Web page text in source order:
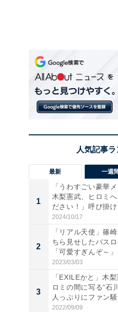
最新 一週
1
「うわすごい豪華メ
木梨憲武、ヒロミへ
ださい！」呼び掛
S...
2024/10/17
2
「リアル天使」篠
ちら見せしたバス
「可愛すぎんぞ～」
情...
2023/03/03
3
「EXILEかと」木
ロミの間に写る“石
人っぷりにファン騒
2022/09/09